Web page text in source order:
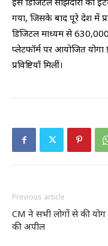
गया, जिसके बाद पूरे देश में
डिजिटल माध्यम से
प्लेटफॉर्म पर आयोजित योगा
प्रविष्टियाँ मिलीं।
Previous article
CM ने सभी लोगों से की
की अपील